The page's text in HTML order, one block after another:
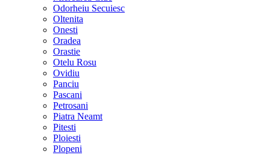
Odorheiu Secuiesc
Oltenita
Onesti
Oradea
Orastie
Otelu Rosu
Ovidiu
Panciu
Pascani
Petrosani
Piatra Neamt
Pitesti
Ploiesti
Plopeni